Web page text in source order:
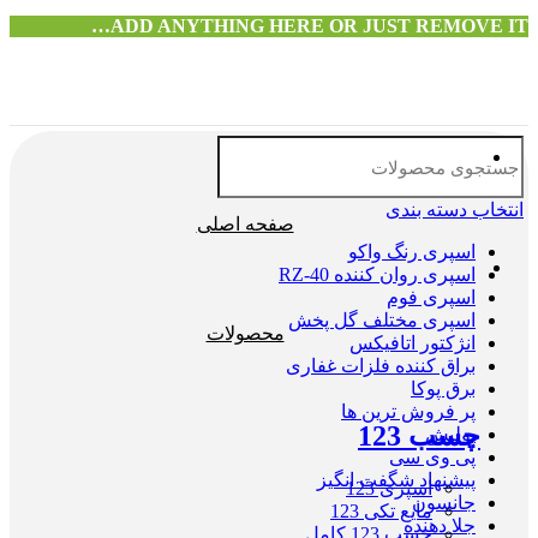
ADD ANYTHING HERE OR JUST REMOVE IT…
انتخاب دسته بندی
اسپری رنگ واکو
اسپری روان کننده RZ-40
اسپری فوم
اسپری مختلف گل پخش
انژکتور اتافیکس
براق کننده فلزات غفاری
برق پوکا
پر فروش ترین ها
پولیش
پی وی سی
پیشنهاد شگفت انگیز
جانسون
جلا دهنده
صفحه اصلی
محصولات
چسب 123
اسپری 123
مایع تکی 123
چسب 123 کامل